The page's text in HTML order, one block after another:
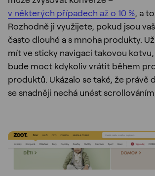
v některých případech až o 10 %, a
Rozhodně ji využijete, pokud jsou
často dlouhé a s mnoha produkty.
mít ve sticky navigaci takovou
bude moct kdykoliv vrátit během
produktů. Ukázalo se také, že právě
se snadněji nechá unést